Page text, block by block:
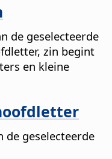
de geselecteerde
zin begint
en kleine
de geselecteerde